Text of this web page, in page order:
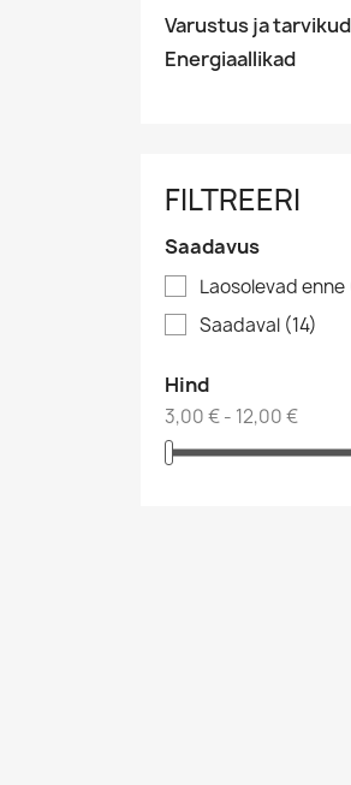
Varustus ja tarvikud
Energiaallikad
FILTREERI
Saadavus
Laosolevad enne
Saadaval (14)
Hind
3,00 € - 12,00 €